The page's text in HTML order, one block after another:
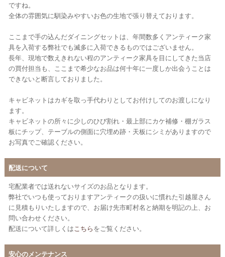
ですね。
全体の雰囲気に馴染みやすいお色の生地で張り替えております。
ここまで手の込んだダイニングセットは、年間数多くアンティーク家
具を入荷する弊社でも滅多に入荷できるものではございません。
長年、現地で数えきれない程のアンティーク家具を目にしてきた当店
の買付担当も、ここまで希少なお品は何十年に一度しか出会うことは
できないと断言しておりました。
キャビネットはカギを取っ手代わりとしてお付けしてのお渡しになり
ます。
キャビネットの所々に少しのひび割れ・最上部にカケ補修・棚ガラス
板にチップ、テーブルの側面に穴埋め跡・天板にシミがありますので
お写真でご確認ください。
配送について
宅配業者では送れないサイズのお品となります。
弊社でいつも使っておりますアンティークの扱いに慣れた引越屋さん
に見積もりいたしますので、お届け先市町村名と納期を明記の上、お
問い合わせください。
配送について詳しくは こちらをご覧ください。
安心のメンテナンス